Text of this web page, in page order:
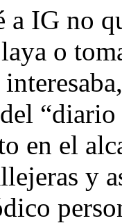
a IG no
o
en el
y